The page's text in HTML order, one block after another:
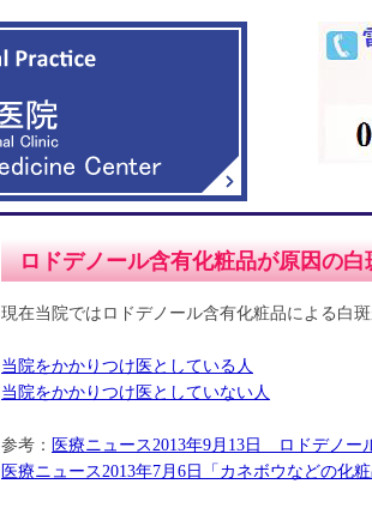
ロドデノール含有化粧品が原因の
現在当院ではロドデノール含有化粧品による白
当院をかかりつけ医としている人
当院をかかりつけ医としていない人
参考： 医療ニュース2013年9月13日 ロドデノー
医療ニュース2013年7月6日「カネボウなどの化